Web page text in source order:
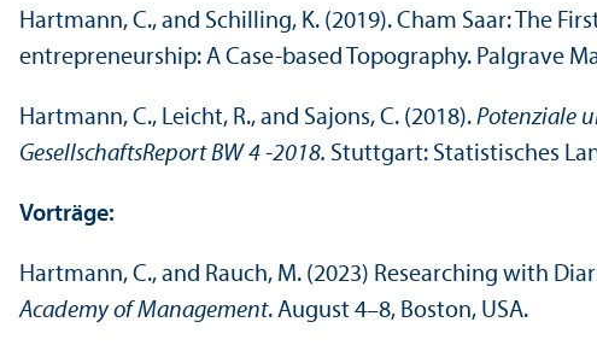
Hartmann, C., and Schilling, K. (2019). Cham Saar: The
entrepreneur­ship: A Case-based Topography. Palgrave
Hartmann, C., Leicht, R., and Sajons, C. (2018). Potenziale
Gesellschafts­Report BW 4 -2018. Stuttgart: Statistisches
Vorträge:
Hartmann, C., and Rauch, M. (2023) Researching with
Academy of Management. August 4–8, Boston, USA.